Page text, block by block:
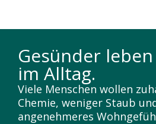
Gesünder
im Alltag.
Viele Menschen wollen
Chemie, weniger Staub
angenehmeres